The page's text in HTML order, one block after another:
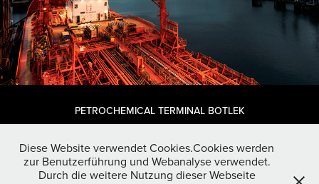
PETROCHEMICAL TERMINAL BOTLEK
Diese Website verwendet Cookies.Cookies werden
zur Benutzerführung und Webanalyse verwendet.
Durch die weitere Nutzung dieser Webseite